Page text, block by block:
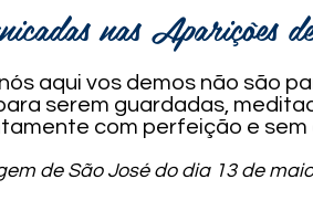
nas Aparições
aqui vos demos não são
serem guardadas,
com perfeição e sem
de São José do dia 13 de